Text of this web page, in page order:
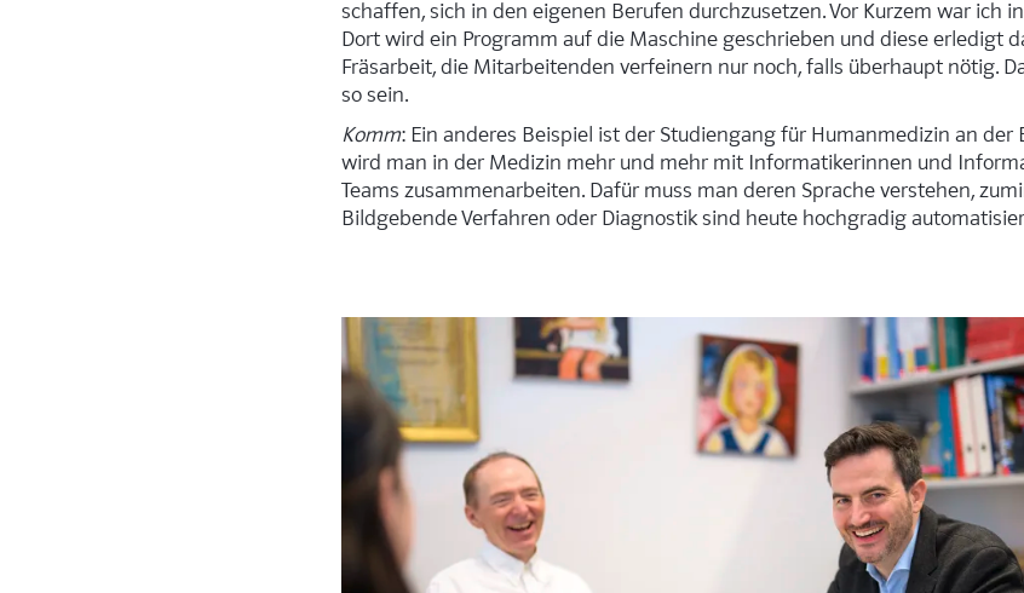
schaffen, sich in den eigenen Berufen durchzusetzen. Vor Kurzem war ich
Dort wird ein Programm auf die Maschine geschrieben und diese erledigt
Fräsarbeit, die Mitarbeitenden verfeinern nur noch, falls überhaupt nötig.
so sein.
Komm: Ein anderes Beispiel ist der Studiengang für Humanmedizin an der
wird man in der Medizin mehr und mehr mit Informatikerinnen und
Teams zusammenarbeiten. Dafür muss man deren Sprache verstehen,
Bildgebende Verfahren oder Diagnostik sind heute hochgradig